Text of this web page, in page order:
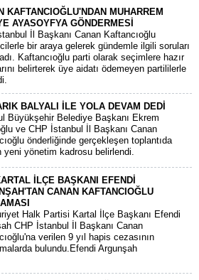
KAFTANCIOĞLU'NDAN MUHARREM
AYASOYFYA GÖNDERMESİ
İl Başkanı Canan Kaftancıoğlu
bir araya gelerek gündemle ilgili soruları
Kaftancıoğlu parti olarak seçimlere hazır
belirterek üye aidatı ödemeyen partililerle
BALYALI İLE YOLA DEVAM DEDİ
Büyükşehir Belediye Başkanı Ekrem
ve CHP İstanbul İl Başkanı Canan
önderliğinde gerçekleşen toplantıda
yeni yönetim kadrosu belirlendi.
İLÇE BAŞKANI EFENDİ
CANAN KAFTANCIOĞLU
Halk Partisi Kartal İlçe Başkanı Efendi
CHP İstanbul İl Başkanı Canan
verilen 9 yıl hapis cezasının
bulundu.Efendi Argunşah